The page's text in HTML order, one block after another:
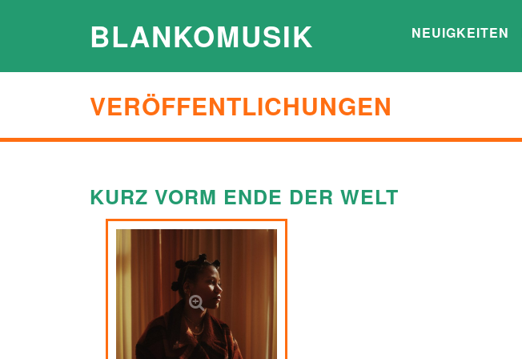
BLANKOMUSIK NEUIGKEITEN
VERÖFFENTLICHUNGEN
KURZ VORM ENDE DER WELT